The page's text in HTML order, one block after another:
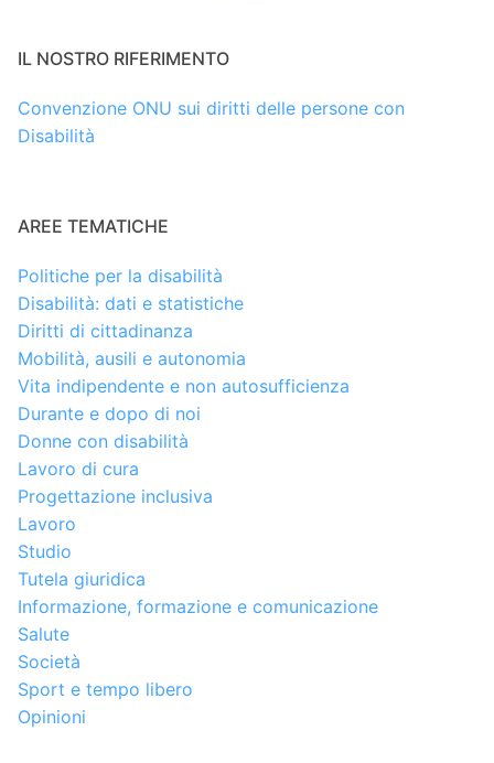
IL NOSTRO RIFERIMENTO
Convenzione ONU sui diritti delle persone con
Disabilità
AREE TEMATICHE
Politiche per la disabilità
Disabilità: dati e statistiche
Diritti di cittadinanza
Mobilità, ausili e autonomia
Vita indipendente e non autosufficienza
Durante e dopo di noi
Donne con disabilità
Lavoro di cura
Progettazione inclusiva
Lavoro
Studio
Tutela giuridica
Informazione, formazione e comunicazione
Salute
Società
Sport e tempo libero
Opinioni